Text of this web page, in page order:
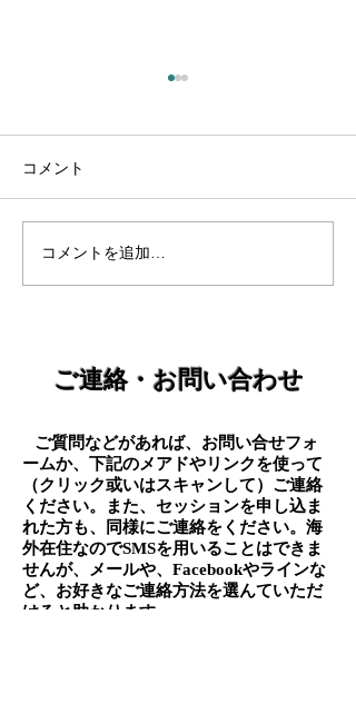
Jシールと異常なアイン
プラントの除去4
コメント
コメントを追加…
ご連絡・お問い合わせ
ご質問などがあれば、お問い合せフォ
ームか、下記のメアドやリンクを使って
（クリック或いはスキャンして）ご連絡
ください。また、セッションを申し込ま
れた方も、同様にご連絡をください。海
外在住なのでSMSを用いることはできま
せんが、メールや、Facebookやラインな
ど、お好きなご連絡方法を選んていただ
けると助かります。